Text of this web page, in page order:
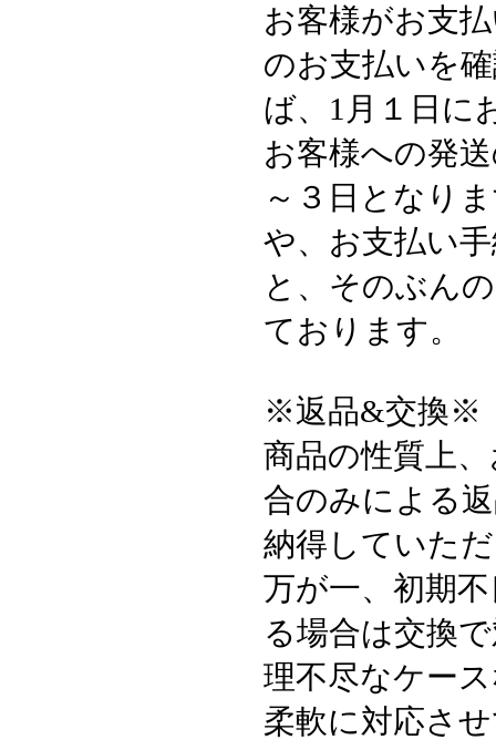
お客様がお支
のお支払いを
ば、1月１日に
お客様への発
～３日となり
や、お支払い
と、そのぶん
ております。
※返品&交換※
商品の性質上
合のみによる
納得していた
万が一、初期
る場合は交換
理不尽なケー
柔軟に対応さ